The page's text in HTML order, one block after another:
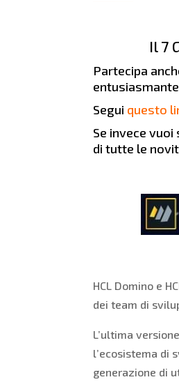
Il 7
Partecipa
Segui questo
Se invece
di tutte le
HCL Domino e
dei team di
L’ultima
l’ecosistema di
generazione di